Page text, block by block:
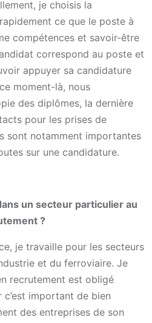
je choisis la
ce que le poste à
compétences et savoir-être
correspond au poste et
appuyer sa candidature
moment-là, nous
des diplômes, la dernière
pour les prises de
sont notamment importantes
sur une candidature.
un secteur particulier au
?
je travaille pour les secteurs
et du ferroviaire. Je
recrutement est obligé
c’est important de bien
des entreprises de son